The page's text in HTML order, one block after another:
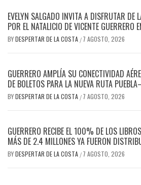
EVELYN SALGADO INVITA A DISFRUTAR DE
POR EL NATALICIO DE VICENTE GUERRERO
BYDESPERTAR DE LA COSTA / 7 AGOSTO, 2026
GUERRERO AMPLÍA SU CONECTIVIDAD
DE BOLETOS PARA LA NUEVA RUTA
BYDESPERTAR DE LA COSTA / 7 AGOSTO, 2026
GUERRERO RECIBE EL 100% DE LOS
MÁS DE 2.4 MILLONES YA FUERON
BYDESPERTAR DE LA COSTA / 7 AGOSTO, 2026